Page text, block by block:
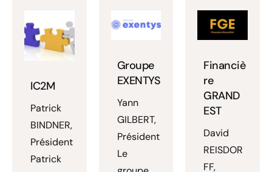
IC2M
Patrick
BINDNER,
Président
Patrick
Groupe
EXENTYS
Yann
GILBERT,
Président
Le
Financiè
re
GRAND
EST
David
REISDOR
FF,